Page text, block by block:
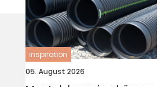
inspiration
05. August 2026